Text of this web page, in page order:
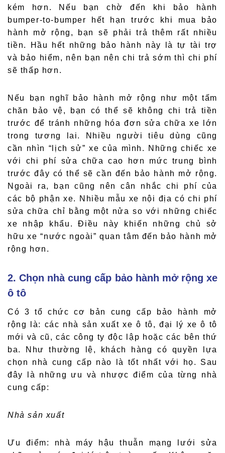
kém hơn. Nếu bạn chờ đến khi bảo hành
bumper-to-bumper hết hạn trước khi mua bảo
hành mở rộng, bạn sẽ phải trả thêm rất nhiều
tiền. Hầu hết những bảo hành này là tự tài trợ
và bảo hiểm, nên bạn nên chi trả sớm thì chi phí
sẽ thấp hơn.
Nếu bạn nghĩ bảo hành mở rộng như một tấm
chăn bảo vệ, bạn có thể sẽ không chi trả tiền
trước để tránh những hóa đơn sửa chữa xe lớn
trong tương lai. Nhiều người tiêu dùng cũng
cần nhìn “lịch sử” xe của mình. Những chiếc xe
với chi phí sửa chữa cao hơn mức trung bình
trước đây có thể sẽ cần đến bảo hành mở rộng.
Ngoài ra, bạn cũng nên cân nhắc chi phí của
các bộ phận xe. Nhiều mẫu xe nội địa có chi phí
sửa chữa chỉ bằng một nửa so với những chiếc
xe nhập khẩu. Điều này khiến những chủ sở
hữu xe “nước ngoài” quan tâm đến bảo hành mở
rộng hơn.
2. Chọn nhà cung cấp bảo hành mở rộng xe
ô tô
Có 3 tổ chức cơ bản cung cấp bảo hành mở
rộng là: các nhà sản xuất xe ô tô, đại lý xe ô tô
mới và cũ, các công ty độc lập hoặc các bên thứ
ba. Như thường lệ, khách hàng có quyền lựa
chọn nhà cung cấp nào là tốt nhất với họ. Sau
đây là những ưu và nhược điểm của từng nhà
cung cấp:
Nhà sản xuất
Ưu điểm: nhà máy hậu thuẫn mạng lưới sửa